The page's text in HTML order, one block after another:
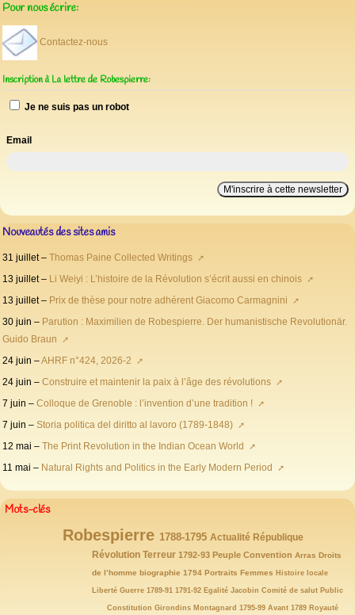
Pour nous écrire:
Contactez-nous
Inscription à La lettre de Robespierre:
Je ne suis pas un robot
Email
Nouveautés des sites amis
31 juillet – Thomas Paine Collected Writings
13 juillet – Li Weiyi : L’histoire de la Révolution s’écrit aussi en chinois
13 juillet – Prix de thèse pour notre adhérent Giacomo Carmagnini
30 juin – Parution : Maximilien de Robespierre. Der humanistische Revolutionär.
Guido Braun
24 juin –AHRF n°424, 2026-2
24 juin – Construire et maintenir la paix à l’âge des révolutions
7 juin – Colloque de Grenoble : l’invention d’une tradition !
7 juin – Storia politica del diritto al lavoro (1789-1848)
12 mai – The Print Revolution in the Indian Ocean World
11 mai – Natural Rights and Politics in the Early Modern Period
Mots-clés
Robespierre 1788-1795Actualité
72/146 République
65/146
RévolutionTerreur1792-93 PeupleConvention
47/146 Arras
43/146
Droits
de l’homme biographie1794 Portraits
32/146 Femmes
31/146 Histoire locale
29/146
LibertéGuerre1789-911791-92
21/146 Egalité
21/146 Jacobin
21/146 Comité de salut Public
Constitution Girondins Montagnard 1795-99
18/146 Avant 1789
18/146 Royauté
18/146